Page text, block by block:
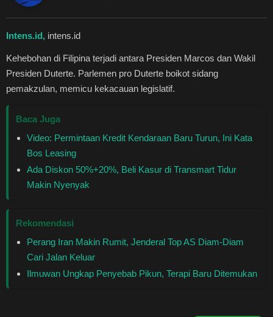
Olahraga
Ekonomi Bisnis
Healthstyle
Essai
Cerpen
Kolom
Intens.id, intens.id
Kehebohan di Filipina terjadi antara Presiden Marcos dan Wakil
Presiden Duterte. Parlemen pro Duterte boikot sidang
pemakzulan, memicu kekacauan legislatif.
Baca Juga
Video: Permintaan Kredit Kendaraan Baru Turun, Ini Kata
Bos Leasing
Ada Diskon 50%+20%, Beli Kasur di Transmart Tidur
Makin Nyenyak
Rekomendasi
Perang Iran Makin Rumit, Jenderal Top AS Diam-Diam
Cari Jalan Keluar
Ilmuwan Ungkap Penyebab Pikun, Terapi Baru Ditemukan